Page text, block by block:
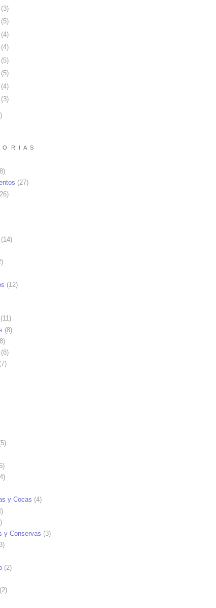
3)
5)
4)
4)
5)
5)
4)
3)
)
O R I A S
(27)
(14)
(12)
(11)
(8)
(8)
(7)
y Cocas (4)
y Conservas (3)
(2)
(2)